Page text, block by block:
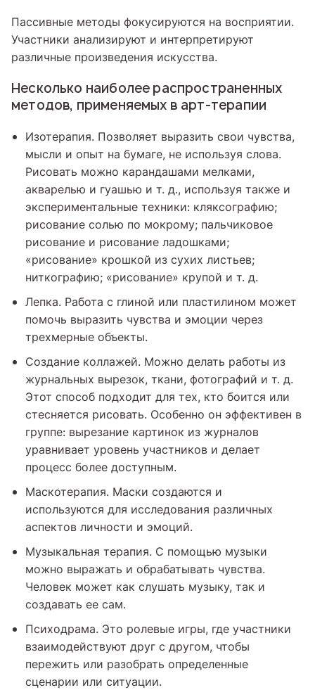
Пассивные методы фокусируются на восприятии.
Участники анализируют и интерпретируют
различные произведения искусства.
Несколько наиболее распространенных
методов, применяемых в арт-терапии
Изотерапия. Позволяет выразить свои чувства,
мысли и опыт на бумаге, не используя слова.
Рисовать можно карандашами мелками,
акварелью и гуашью и т. д., используя также и
экспериментальные техники: кляксографию;
рисование солью по мокрому; пальчиковое
рисование и рисование ладошками;
«рисование» крошкой из сухих листьев;
ниткографию; «рисование» крупой и т. д.
Лепка. Работа с глиной или пластилином может
помочь выразить чувства и эмоции через
трехмерные объекты.
Создание коллажей. Можно делать работы из
журнальных вырезок, ткани, фотографий и т. д.
Этот способ подходит для тех, кто боится или
стесняется рисовать. Особенно он эффективен в
группе: вырезание картинок из журналов
уравнивает уровень участников и делает
процесс более доступным.
Маскотерапия. Маски создаются и
используются для исследования различных
аспектов личности и эмоций.
Музыкальная терапия. С помощью музыки
можно выражать и обрабатывать чувства.
Человек может как слушать музыку, так и
создавать ее сам.
Психодрама. Это ролевые игры, где участники
взаимодействуют друг с другом, чтобы
пережить или разобрать определенные
сценарии или ситуации.